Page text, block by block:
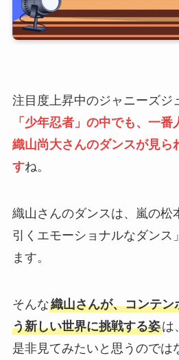
注目度上昇中のジャニーズジ
「少年忍者」の中でも、一
織山尚大さんのダンスが見ら
すね。
織山さんのダンスは、嵐の松
引くエモーショナルなダンス
ます。
そんな織山さんが、コンテン
う新しい世界に挑戦する姿は
是非見てみたいと思うのでは